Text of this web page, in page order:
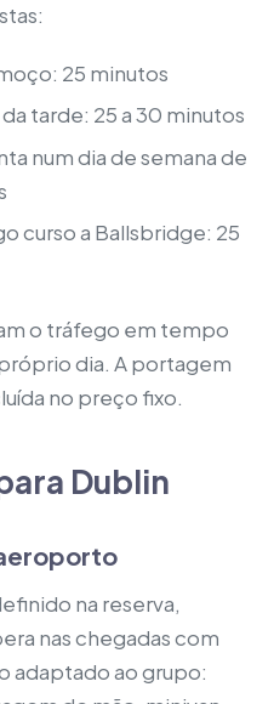
25 minutos
tarde: 25 a 30 minutos
num dia de semana de
curso a Ballsbridge: 25
o tráfego em tempo
dia. A portagem
no preço fixo.
Dublin
na reserva,
nas chegadas com
adaptado ao grupo: